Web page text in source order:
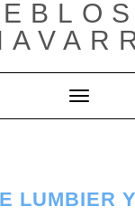
Cambiar
LUMBIER